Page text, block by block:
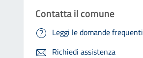
Contatta il comune
Leggi le domande frequenti
Richiedi assistenza